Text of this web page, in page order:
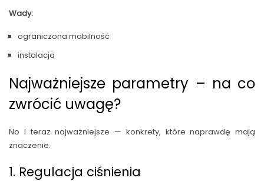
Wady:
ograniczona mobilność
instalacja
Najważniejsze parametry – na co
zwrócić uwagę?
No i teraz najważniejsze — konkrety, które naprawdę mają
znaczenie.
1. Regulacja ciśnienia